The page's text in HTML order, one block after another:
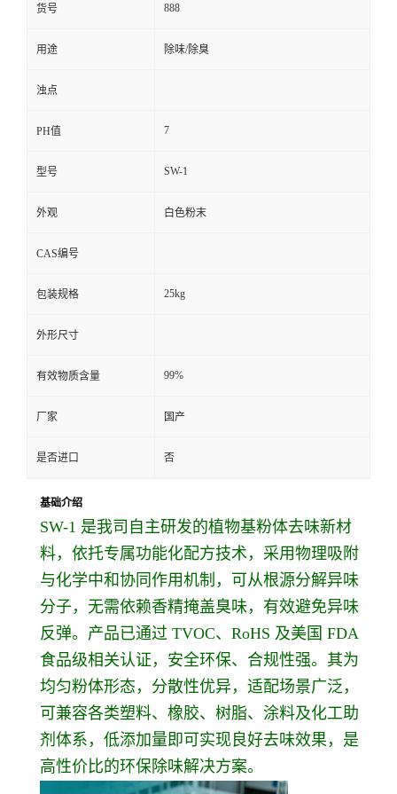
货号 888
用途 除味/除臭
浊点
PH值 7
型号 SW-1
外观 白色粉末
CAS编号
包装规格 25kg
外形尺寸
有效物质含量 99%
厂家 国产
是否进口 否
基础介绍
SW-1 是我司自主研发的植物基粉体去味新材
料，依托专属功能化配方技术，采用物理吸附
与化学中和协同作用机制，可从根源分解异味
分子，无需依赖香精掩盖臭味，有效避免异味
反弹。产品已通过 TVOC、RoHS 及美国 FDA
食品级相关认证，安全环保、合规性强。其为
均匀粉体形态，分散性优异，适配场景广泛，
可兼容各类塑料、橡胶、树脂、涂料及化工助
剂体系，低添加量即可实现良好去味效果，是
高性价比的环保除味解决方案。